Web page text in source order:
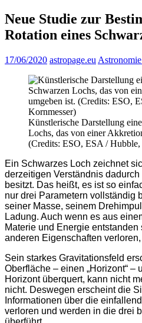
Neue Studie zur
Rotation eines
17/06/2020 astropage.eu
Künstlerische Darstellung
Lochs, das von einer
(Credits: ESO, ESA /
Ein Schwarzes Loch zeichnet
derzeitigen Verständnis dadurch
besitzt. Das heißt, es ist so
nur drei Parametern vollständig
seiner Masse, seinem
Ladung. Auch wenn es aus
Materie und Energie
anderen Eigenschaften
Sein starkes Gravitationsfeld
Oberfläche – einen „Horizont“ –
Horizont überquert, kann nicht
nicht. Deswegen erscheint die
Informationen über die
verloren und werden in die drei